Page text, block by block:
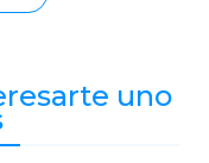
uno